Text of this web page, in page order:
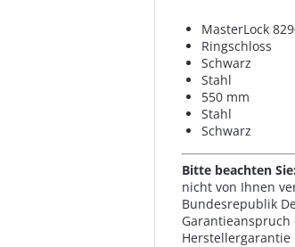
MasterLock
Ringschloss
Schwarz
Stahl
550 mm
Stahl
Schwarz
Bitte beachten Sie:
nicht von Ihnen
Bundesrepublik